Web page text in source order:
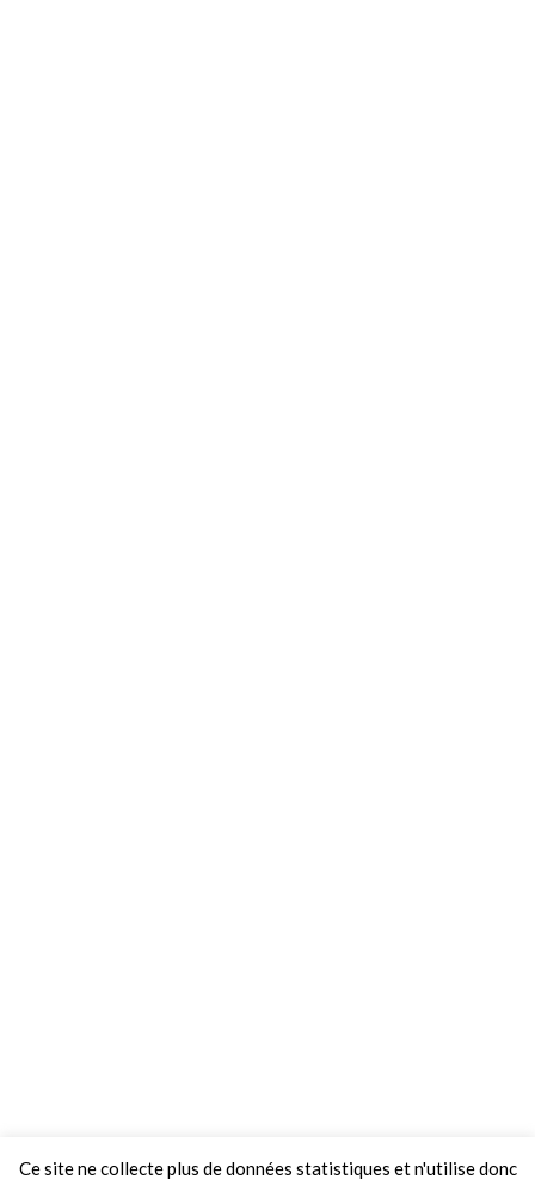
Ce site ne collecte plus de données statistiques et n'utilise donc